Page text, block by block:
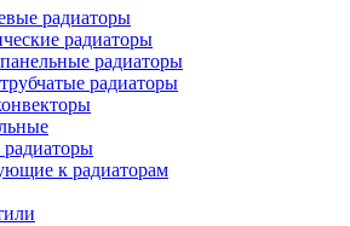
радиаторы
радиаторы
радиаторы
радиаторы
к радиаторам